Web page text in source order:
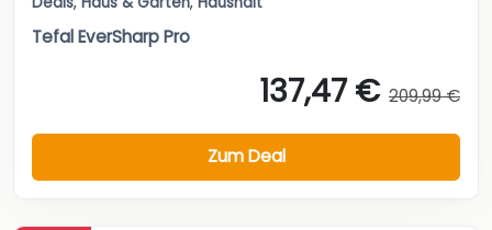
Tefal EverSharp Pro
137,47 € 209,99 €
Zum Deal